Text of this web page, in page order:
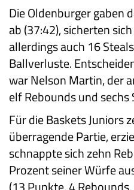
Die Oldenburger gaben
ab (37:42), sicherten
allerdings auch 16
Ballverluste.
war Nelson Martin, der
elf Rebounds und sechs
Für die Baskets Juniors
überragende Partie,
schnappte sich zehn
Prozent seiner Würfe